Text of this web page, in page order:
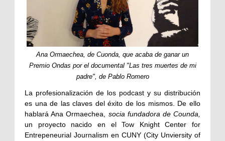
Ana Ormaechea, de Cuonda, que acaba de ganar un
Premio Ondas por el documental "Las tres muertes de mi
padre", de Pablo Romero
La profesionalización de los podcast y su distribución
es una de las claves del éxito de los mismos. De ello
hablará Ana Ormaechea, socia fundadora de Counda,
un proyecto nacido en el Tow Knight Center for
Entrepeneurial Journalism en CUNY (City Unviersity of